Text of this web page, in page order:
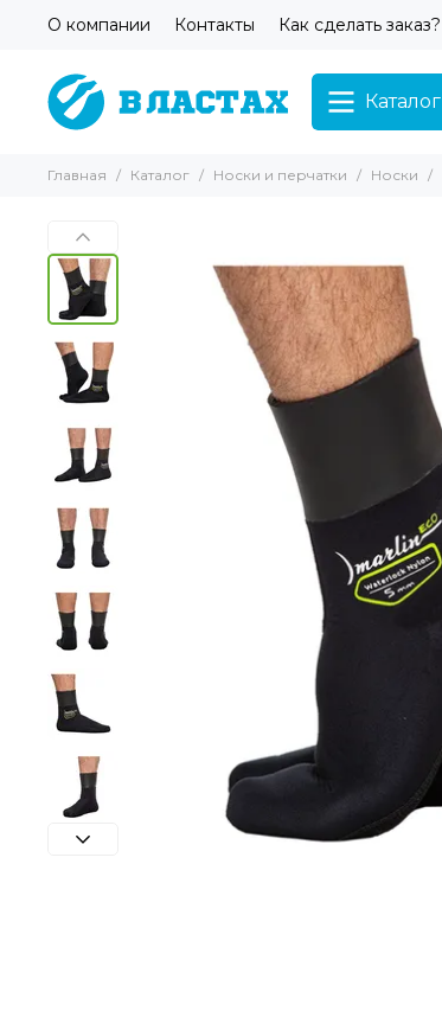
О компании Контакты Как сделать заказ?
Каталог
Главная Каталог Носки и перчатки Носки